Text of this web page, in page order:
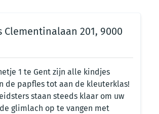
Clementinalaan 201, 9000
1 te Gent zijn alle kindjes
de papfles tot aan de kleuterklas!
staan steeds klaar om uw
glimlach op te vangen met